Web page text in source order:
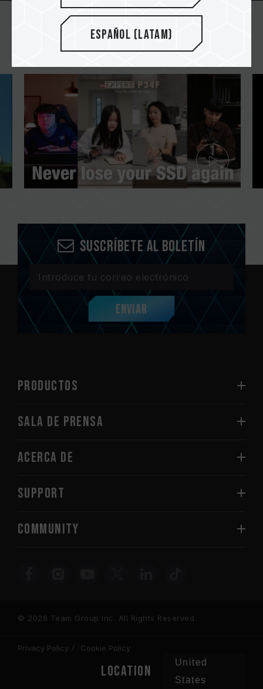
Recent Video
Suscríbete al boletín
Enviar
PRODUCTOS
Sala de prensa
Acerca de
SUPPORT
COMMUNITY
© 2026 Team Group Inc. All Rights Reserved.
Privacy Policy Cookie Policy
Location
United
States
Español (Latam)